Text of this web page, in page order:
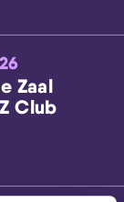
Zaal
Club